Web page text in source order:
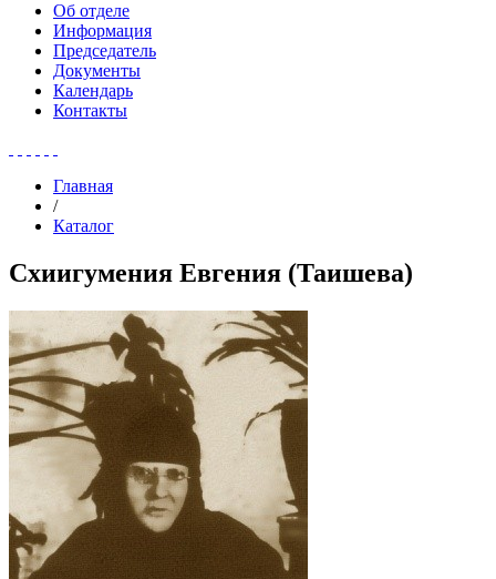
Об отделе
Информация
Председатель
Документы
Календарь
Контакты
Главная
/
Каталог
Схиигумения Евгения (Таишева)